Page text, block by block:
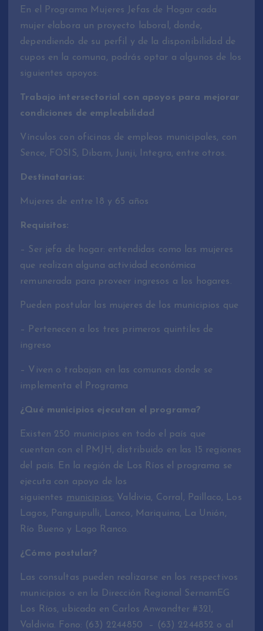
En el Programa Mujeres Jefas de Hogar cada
mujer elabora un proyecto laboral, donde,
dependiendo de su perfil y de la disponibilidad de
cupos en la comuna, podrás optar a algunos de los
siguientes apoyos:
Trabajo intersectorial con apoyos para mejorar
condiciones de empleabilidad
Vínculos con oficinas de empleos municipales, con
Sence, FOSIS, Dibam, Junji, Integra, entre otros.
Destinatarias:
Mujeres de entre 18 y 65 años
Requisitos:
– Ser jefa de hogar: entendidas como las mujeres
que realizan alguna actividad económica
remunerada para proveer ingresos a los hogares.
Pueden postular las mujeres de los municipios que
– Pertenecen a los tres primeros quintiles de
ingreso
– Viven o trabajan en las comunas donde se
implementa el Programa
¿Qué municipios ejecutan el programa?
Existen 250 municipios en todo el país que
cuentan con el PMJH, distribuido en las 15 regiones
del país. En la región de Los Ríos el programa se
ejecuta con apoyo de los
siguientes municipios: Valdivia, Corral, Paillaco, Los
Lagos, Panguipulli, Lanco, Mariquina, La Unión,
Río Bueno y Lago Ranco.
¿Cómo postular?
Las consultas pueden realizarse en los respectivos
municipios o en la Dirección Regional SernamEG
Los Ríos, ubicada en Carlos Anwandter #321,
Valdivia. Fono: (63) 2244850 – (63) 2244852 o al